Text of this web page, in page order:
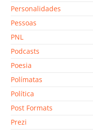
Personalidades
Pessoas
PNL
Podcasts
Poesia
Polímatas
Política
Post Formats
Prezi